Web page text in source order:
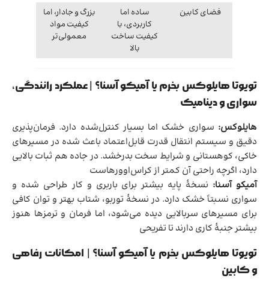
فضای کابین
ساده اما
کاربردی، با
کیفیت ساخت
بالا
بزرگ و جادار، اما
کیفیت مواد
معمولی‌تر
تویوتا هایلوکس بخرم یا آمیکو آسنا؟ | عملکرد رانندگی،
سواری و دینامیک
هایلوکس: سواری خشک اما بسیار کنترل‌شده دارد. فرمان‌پذیری
دقیق و سیستم انتقال قدرت قابل‌اعتماد باعث شده در مسیرهای
خاکی، کوهستانی و شرایط سخت بدرخشد. در جاده هم ثبات بالایی
دارد، اگرچه راحتی آن کمتر از کراس‌اوورهاست
آمیکو آسنا: نسخهٔ پایه بیشتر برای باربری و کار طراحی شده و
سواری نسبتاً خشک دارد. در نسخهٔ توربو، شتاب بهتر و توان کافی
برای مسیرهای سربالایی دیده می‌شود، اما فرمان و ترمزها هنوز
بیشتر جنبهٔ کاری دارند تا تفریحی
تویوتا هایلوکس بخرم یا آمیکو آسنا؟ | امکانات رفاهی
و کابین